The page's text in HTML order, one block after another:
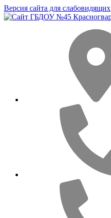
Версия сайта для слабовидящих